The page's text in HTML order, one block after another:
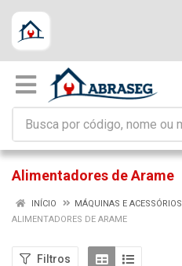
Alimentadores de Arame
INÍCIO
MÁQUINAS E ACESSÓRIOS
ALIMENTADORES DE ARAME
Filtros